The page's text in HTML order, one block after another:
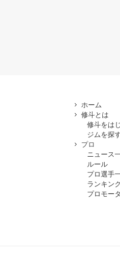
ホーム
修斗とは
修斗をは
ジムを探
プロ
ニュース
ルール
プロ選手
ランキン
プロモー